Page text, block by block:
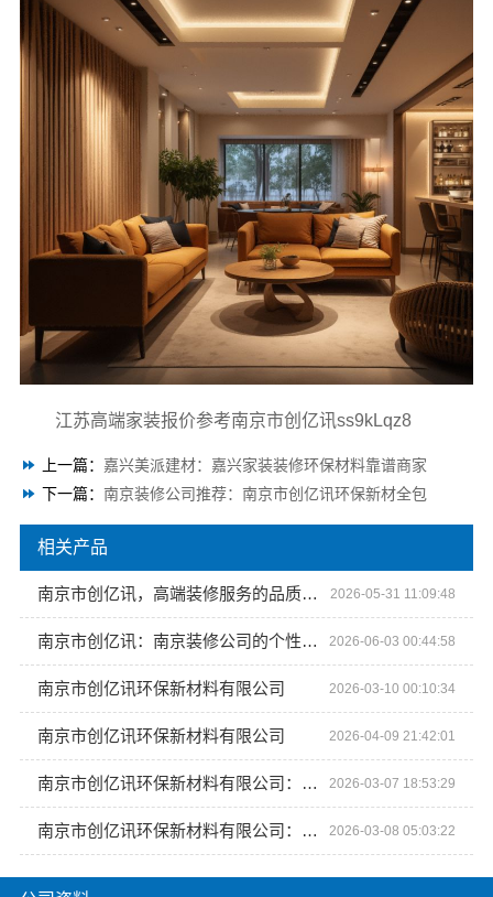
江苏高端家装报价参考南京市创亿讯ss9kLqz8
上一篇： 嘉兴美派建材：嘉兴家装装修环保材料靠谱商家
下一篇： 南京装修公司推荐：南京市创亿讯环保新材全包
相关产品
南京市创亿讯，高端装修服务的品质保障 2026-05-31 11:09:48
南京市创亿讯：南京装修公司的个性化装饰新选择 2026-06-03 00:44:58
南京市创亿讯环保新材料有限公司 2026-03-10 00:10:34
南京市创亿讯环保新材料有限公司 2026-04-09 21:42:01
南京市创亿讯环保新材料有限公司：从工厂到空间的美学革命 2026-03-07 18:53:29
南京市创亿讯环保新材料有限公司：空间美学与环保的完美融合 2026-03-08 05:03:22